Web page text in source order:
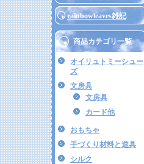
rainbowleaves雑記
商品カテゴリ一覧
オイリュトミーシュー
ズ
文房具
文房具
カード他
おもちゃ
手づくり材料と道具
シルク